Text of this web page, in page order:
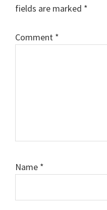
fields are marked *
Comment *
Name *